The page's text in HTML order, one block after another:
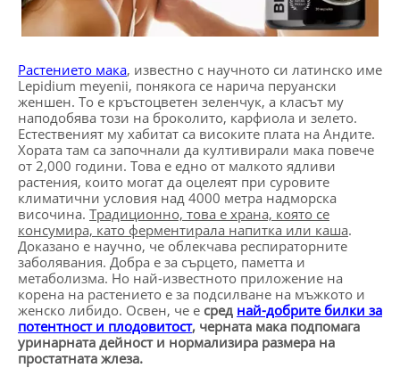
Растението мака, известно с научното си латинско име
Lepidium meyenii, понякога се нарича перуански
женшен. То е кръстоцветен зеленчук, а класът му
наподобява този на броколито, карфиола и зелето.
Естественият му хабитат са високите плата на Андите.
Хората там са започнали да култивирали мака повече
от 2,000 години. Това е едно от малкото ядливи
растения, които могат да оцелеят при суровите
климатични условия над 4000 метра надморска
височина. Традиционно, това е храна, която се
консумира, като ферментирала напитка или каша.
Доказано е научно, че облекчава респираторните
заболявания. Добра е за сърцето, паметта и
метаболизма. Но най-известното приложение на
корена на растението е за подсилване на мъжкото и
женско либидо. Освен, че е сред най-добрите билки за
потентност и плодовитост, черната мака подпомага
уринарната дейност и нормализира размера на
простатната жлеза.